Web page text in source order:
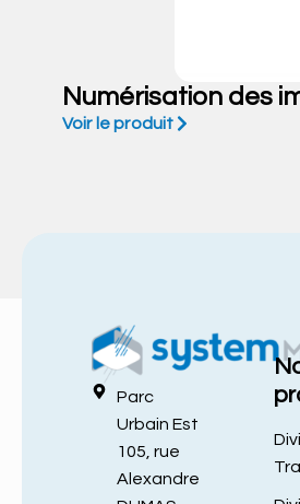
Numérisation des
Voir le produit
Parc
Urbain Est
105, rue
Alexandre